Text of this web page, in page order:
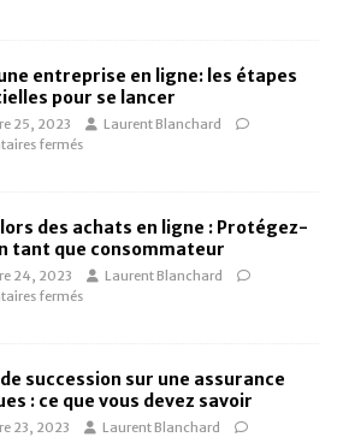
entreprise en ligne: les étapes
pour se lancer
25, 2023
Laurent Blanchard
fermés
des achats en ligne : Protégez-
tant que consommateur
24, 2023
Laurent Blanchard
fermés
succession sur une assurance
: ce que vous devez savoir
23, 2023
Laurent Blanchard